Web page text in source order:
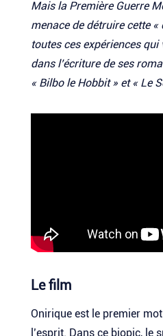
Mais la Première Guerre
menace de détruire cette
toutes ces expériences
dans l’écriture de ses
« Bilbo le Hobbit » et « Le
Le film
Onirique est le premier
l’esprit. Dans ce biopic, le